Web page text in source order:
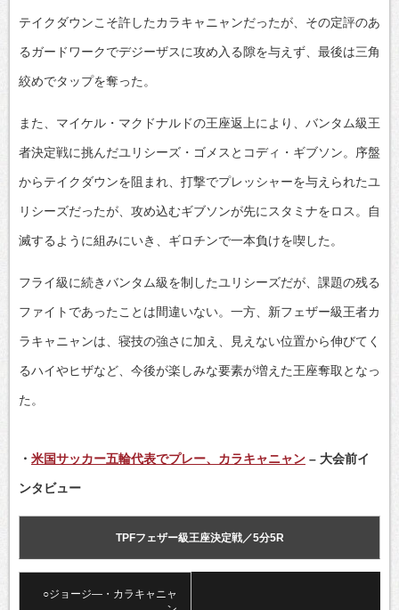
テイクダウンこそ許したカラキャニャンだったが、その定評のあ
るガードワークでデジーザスに攻め入る隙を与えず、最後は三角
絞めでタップを奪った。
また、マイケル・マクドナルドの王座返上により、バンタム級王
者決定戦に挑んだユリシーズ・ゴメスとコディ・ギブソン。序盤
からテイクダウンを阻まれ、打撃でプレッシャーを与えられたユ
リシーズだったが、攻め込むギブソンが先にスタミナをロス。自
滅するように組みにいき、ギロチンで一本負けを喫した。
フライ級に続きバンタム級を制したユリシーズだが、課題の残る
ファイトであったことは間違いない。一方、新フェザー級王者カ
ラキャニャンは、寝技の強さに加え、見えない位置から伸びてく
るハイやヒザなど、今後が楽しみな要素が増えた王座奪取となっ
た。
・ 米国サッカー五輪代表でプレー、カラキャニャン – 大会前イ
ンタビュー
TPFフェザー級王座決定戦／5分5R
○ジョージ―・カラキャニャ